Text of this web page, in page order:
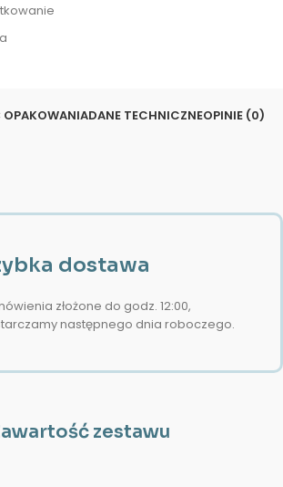
OPAKOWANIADANE TECHNICZNEOPINIE (0)
dostawa
złożone do godz. 12:00,
następnego dnia roboczego.
zestawu